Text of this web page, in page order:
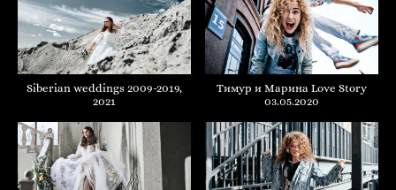
Siberian weddings 2009-2019,
2021
Тимур и Марина Love Story
03.05.2020